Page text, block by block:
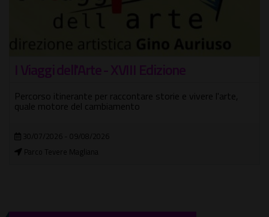
I Viaggi dell'Arte - XVIII Edizione
Percorso itinerante per raccontare storie e vivere l'arte,
quale motore del cambiamento
30/07/2026 - 09/08/2026
Parco Tevere Magliana